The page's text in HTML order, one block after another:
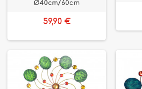
Ø40cm/60cm
59,90 €